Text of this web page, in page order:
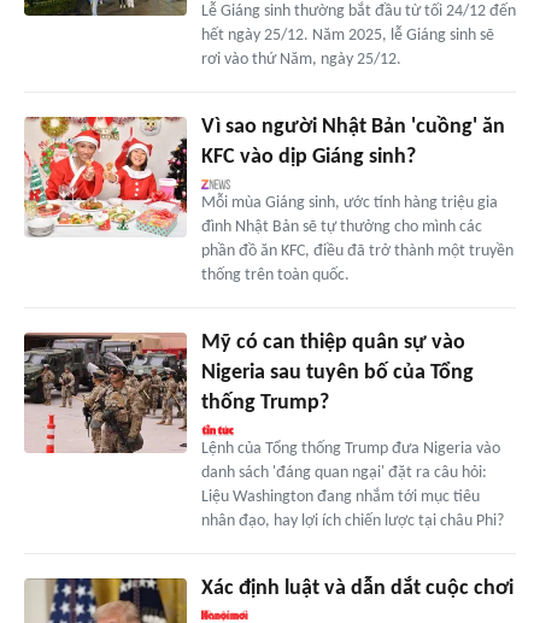
Lễ Giáng sinh thường bắt đầu từ tối 24/12 đến
hết ngày 25/12. Năm 2025, lễ Giáng sinh sẽ
rơi vào thứ Năm, ngày 25/12.
Vì sao người Nhật Bản 'cuồng' ăn
KFC vào dịp Giáng sinh?
Mỗi mùa Giáng sinh, ước tính hàng triệu gia
đình Nhật Bản sẽ tự thưởng cho mình các
phần đồ ăn KFC, điều đã trở thành một truyền
thống trên toàn quốc.
Mỹ có can thiệp quân sự vào
Nigeria sau tuyên bố của Tổng
thống Trump?
Lệnh của Tổng thống Trump đưa Nigeria vào
danh sách 'đáng quan ngại' đặt ra câu hỏi:
Liệu Washington đang nhắm tới mục tiêu
nhân đạo, hay lợi ích chiến lược tại châu Phi?
Xác định luật và dẫn dắt cuộc chơi